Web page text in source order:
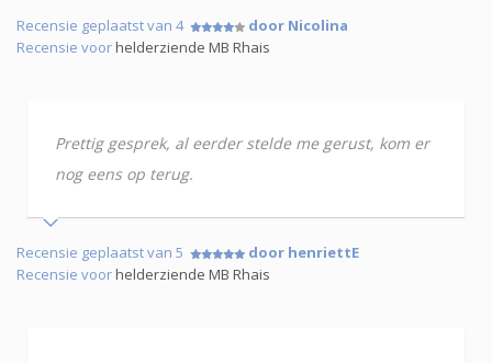
Recensie geplaatst van 4
door Nicolina
Recensie voorhelderziende MB Rhais
Prettig gesprek, al eerder stelde me gerust, kom er
nog eens op terug.
Recensie geplaatst van 5
door henriettE
Recensie voorhelderziende MB Rhais